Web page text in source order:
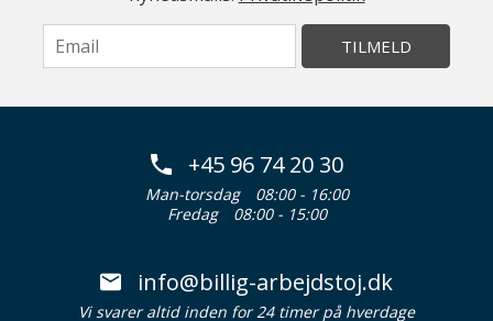
TILMELD
+45 96 74 20 30
Man-torsdag
08:00 - 16:00
Fredag
08:00 - 15:00
info@billig-arbejdstoj.dk
Vi svarer altid inden for 24 timer på hverdage